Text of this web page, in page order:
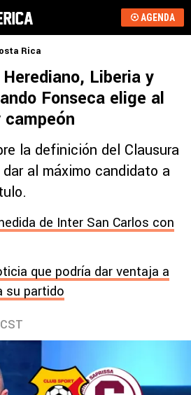
AGENDA
Rica
Liberia y
Fonseca elige al
la definición del Clausura
al máximo candidato a
de Inter San Carlos con
que podría dar ventaja a
su partido